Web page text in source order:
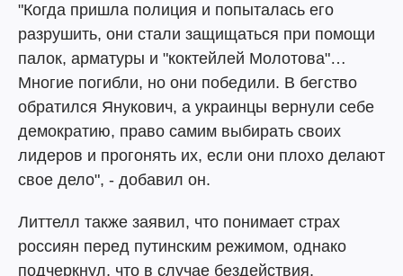
"Когда пришла полиция и попыталась его
разрушить, они стали защищаться при помощи
палок, арматуры и "коктейлей Молотова"…
Многие погибли, но они победили. В бегство
обратился Янукович, а украинцы вернули себе
демократию, право самим выбирать своих
лидеров и прогонять их, если они плохо делают
свое дело", - добавил он.
Литтелл также заявил, что понимает страх
россиян перед путинским режимом, однако
подчеркнул, что в случае бездействия,